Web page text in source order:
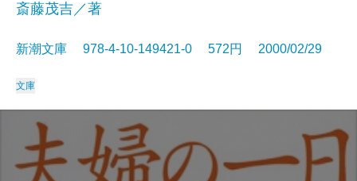
斎藤茂吉／著
新潮文庫 978-4-10-149421-0 572円 2000/02/29
文庫